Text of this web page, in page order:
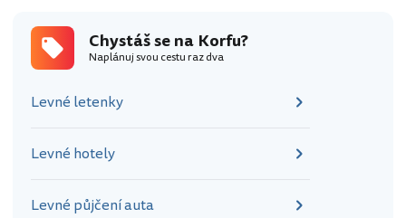
je tak velmi populární za účelem
sledování leteckého provozu. [btn "10
https://www.booking.com/region/gr/
Chystáš se na Korfu?
Naplánuj svou cestu raz dva
Levné letenky
Levné hotely
Levné půjčení auta